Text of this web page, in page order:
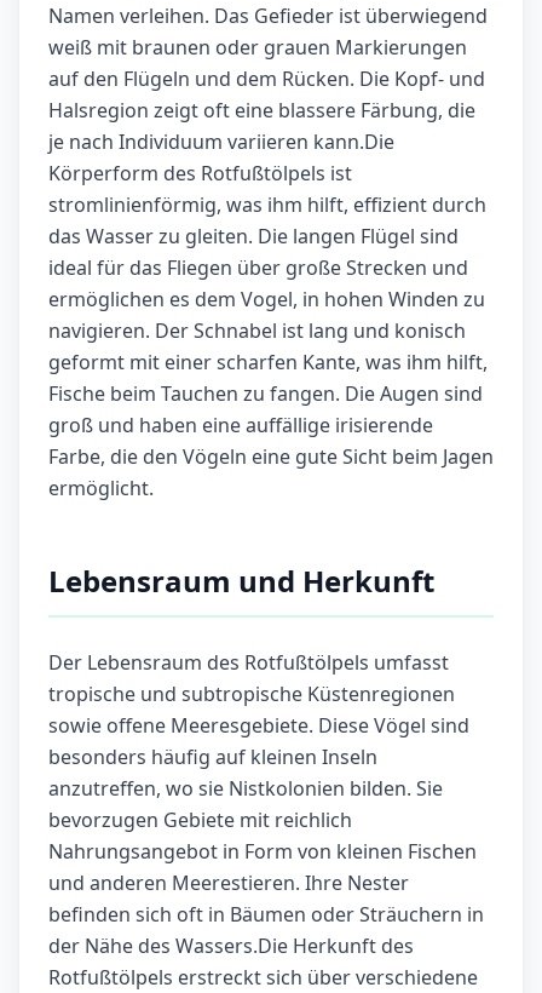
Namen verleihen. Das Gefieder ist überwiegend
weiß mit braunen oder grauen Markierungen
auf den Flügeln und dem Rücken. Die Kopf- und
Halsregion zeigt oft eine blassere Färbung, die
je nach Individuum variieren kann.Die
Körperform des Rotfußtölpels ist
stromlinienförmig, was ihm hilft, effizient durch
das Wasser zu gleiten. Die langen Flügel sind
ideal für das Fliegen über große Strecken und
ermöglichen es dem Vogel, in hohen Winden zu
navigieren. Der Schnabel ist lang und konisch
geformt mit einer scharfen Kante, was ihm hilft,
Fische beim Tauchen zu fangen. Die Augen sind
groß und haben eine auffällige irisierende
Farbe, die den Vögeln eine gute Sicht beim Jagen
ermöglicht.
Lebensraum und Herkunft
Der Lebensraum des Rotfußtölpels umfasst
tropische und subtropische Küstenregionen
sowie offene Meeresgebiete. Diese Vögel sind
besonders häufig auf kleinen Inseln
anzutreffen, wo sie Nistkolonien bilden. Sie
bevorzugen Gebiete mit reichlich
Nahrungsangebot in Form von kleinen Fischen
und anderen Meerestieren. Ihre Nester
befinden sich oft in Bäumen oder Sträuchern in
der Nähe des Wassers.Die Herkunft des
Rotfußtölpels erstreckt sich über verschiedene